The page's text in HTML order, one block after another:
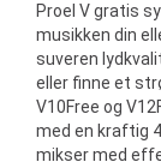
Proel V gratis
musikken din
suveren
eller finne et
V10Free og
med en kraftig
mikser med